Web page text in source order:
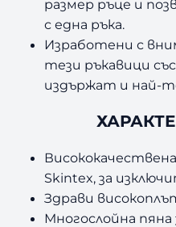
размер ръце и
с една ръка.
Изработени с
тези ръкавици
издържат и най-
Skintex, за
Здрави
Многослойна